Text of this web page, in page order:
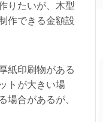
りたいが、木型
作できる金額設
紙印刷物がある
トが大きい場
場合があるが、